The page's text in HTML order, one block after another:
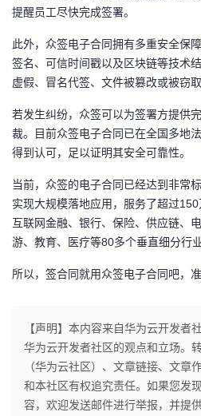
提醒员工尽快完成签署。
此外，众签电子合同拥有多重安全保
签名、可信时间戳以及区块链等技术
虚假、冒名代签、文件被篡改或被窃取
若发生纠纷，众签可以为签署方提供
裁。目前众签电子合同已在全国多地
得到认可，足以证明其安全可靠性。
当前，众签的电子合同已经达到非常
实现大规模落地应用，服务了超过
互联网金融、银行、保险、供应链、
游、教育、医疗等80多个垂直细分行
所以，签合同就用众签电子合同吧，准
【声明】本内容来自华为云开发者
华为云开发者社区的观点和立场。
（华为云社区）、文章链接、文章
和本社区有权追究责任。如果您发
容，欢迎发送邮件进行举报，并提